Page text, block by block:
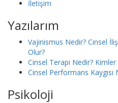
İletişim
Yazılarım
Vajinismus Nedir? Cinsel
Olur?
Cinsel Terapi Nedir?
Cinsel Performans
Psikoloji